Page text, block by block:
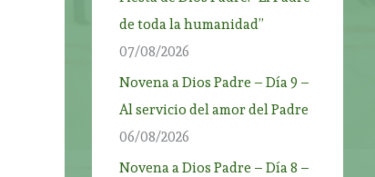
de toda la humanidad”
07/08/2026
Novena a Dios Padre – Día 9 –
Al servicio del amor del Padre
06/08/2026
Novena a Dios Padre – Día 8 –